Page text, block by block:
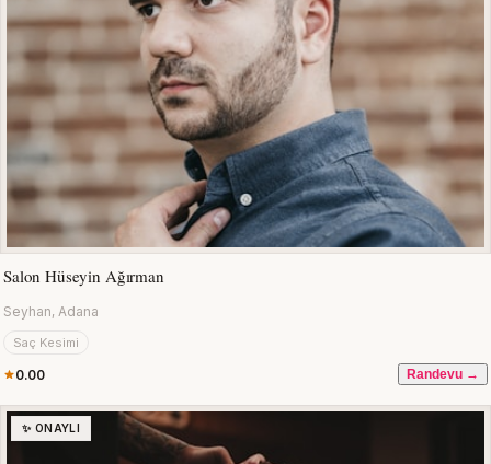
Salon Hüseyin Ağırman
Seyhan, Adana
Saç Kesimi
0.00 Randevu →
✨ ONAYLI